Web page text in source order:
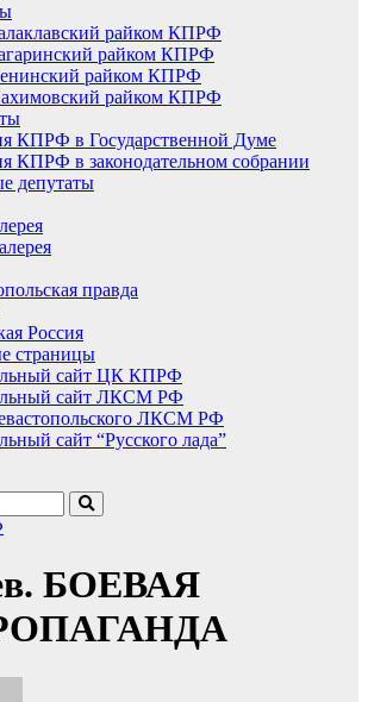
райком КПРФ
райком КПРФ
райком КПРФ
райком КПРФ
КПРФ в Государственной Думе
КПРФ в законодательном собрании
депутаты
правда
Россия
страницы
сайт ЦК КПРФ
сайт ЛКСМ РФ
ЛКСМ РФ
сайт “Русского лада”
БОЕВАЯ